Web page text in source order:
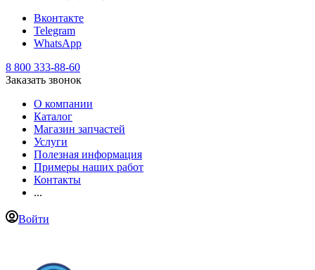
Вконтакте
Telegram
WhatsApp
8 800 333-88-60
Заказать звонок
О компании
Каталог
Магазин запчастей
Услуги
Полезная информация
Примеры наших работ
Контакты
...
Войти